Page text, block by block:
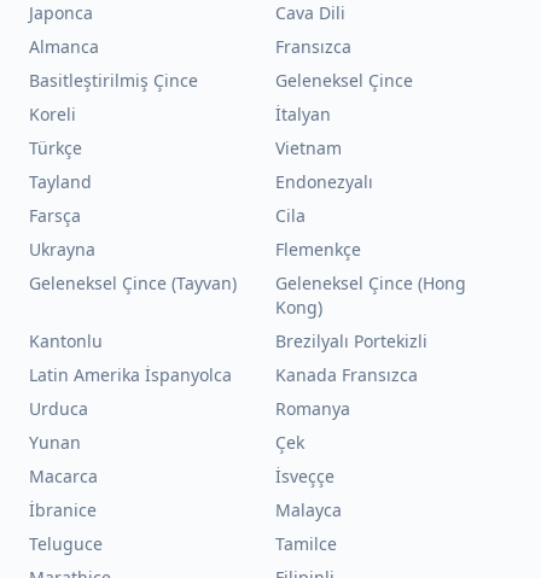
Japonca
Cava Dili
Almanca
Fransızca
Basitleştirilmiş Çince
Geleneksel Çince
Koreli
İtalyan
Türkçe
Vietnam
Tayland
Endonezyalı
Farsça
Cila
Ukrayna
Flemenkçe
Geleneksel Çince (Tayvan)
Geleneksel Çince (Hong
Kong)
Kantonlu
Brezilyalı Portekizli
Latin Amerika İspanyolca
Kanada Fransızca
Urduca
Romanya
Yunan
Çek
Macarca
İsveççe
İbranice
Malayca
Teluguce
Tamilce